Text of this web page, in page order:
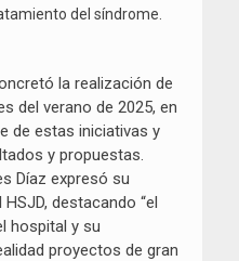
del síndrome.
la realización de
del verano de 2025, en
de estas iniciativas y
y propuestas.
Díaz expresó su
destacando “el
hospital y su
proyectos de gran